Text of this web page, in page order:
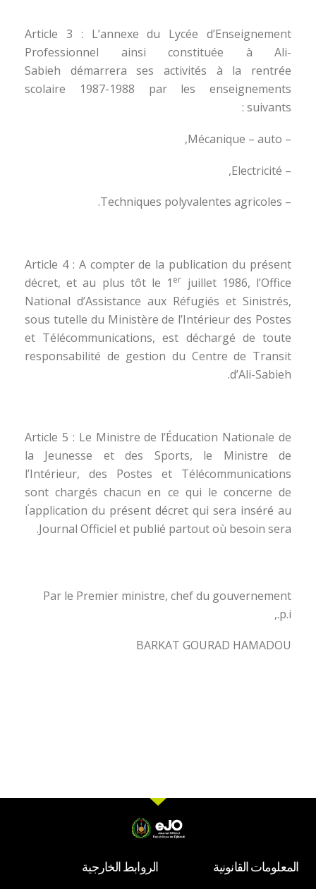
Article 3 : L’annexe du Lycée d’Enseignement
Professionnel ainsi constituée à Ali-
Sabieh démarrera ses activités à la rentrée
scolaire 1987-1988 par les enseignements
suivants :
– Mécanique – auto,
– Electricité,
– Techniques polyvalentes agricoles.
Article 4 : A compter de la publication du présent
décret, et au plus tôt le 1 er juillet 1986, l’Office
National d’Assistance aux Réfugiés et Sinistrés,
sous tutelle du Ministère de l’Intérieur des Postes
et Télécommunications, est déchargé de toute
responsabilité de gestion du Centre de Transit
d’Ali-Sabieh.
Article 5 : Le Ministre de l’Éducation Nationale de
la Jeunesse et des Sports, le Ministre de
l’Intérieur, des Postes et Télécommunications
sont chargés chacun en ce qui le concerne de
l‘application du présent décret qui sera inséré au
Journal Officiel et publié partout où besoin sera.
Par le Premier ministre, chef du gouvernement
p.i.,
BARKAT GOURAD HAMADOU
المعلومات القانونية الروابط الخارجية